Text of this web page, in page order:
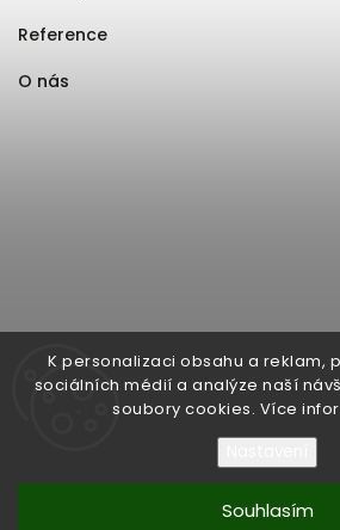
K personalizaci obsahu a reklam,
sociálních médií a analýze naší
soubory cookies. Více
Souhlasím
Reference
O nás